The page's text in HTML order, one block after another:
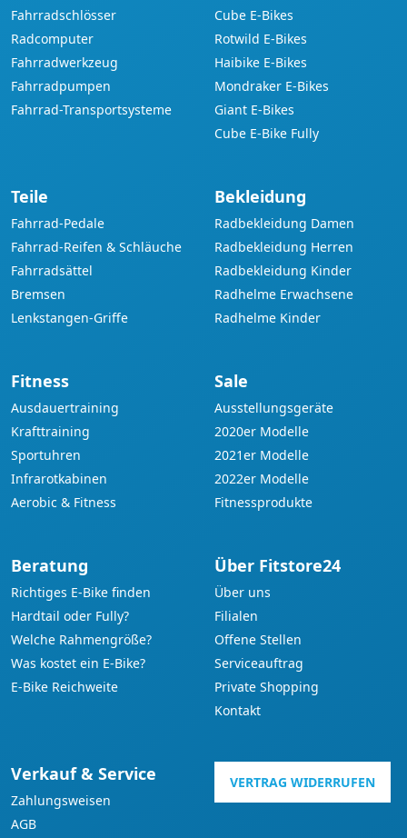
Fahrradschlösser
Radcomputer
Fahrradwerkzeug
Fahrradpumpen
Fahrrad-Transportsysteme
Cube E-Bikes
Rotwild E-Bikes
Haibike E-Bikes
Mondraker E-Bikes
Giant E-Bikes
Cube E-Bike Fully
Teile
Fahrrad-Pedale
Fahrrad-Reifen & Schläuche
Fahrradsättel
Bremsen
Lenkstangen-Griffe
Bekleidung
Radbekleidung Damen
Radbekleidung Herren
Radbekleidung Kinder
Radhelme Erwachsene
Radhelme Kinder
Fitness
Ausdauertraining
Krafttraining
Sportuhren
Infrarotkabinen
Aerobic & Fitness
Sale
Ausstellungsgeräte
2020er Modelle
2021er Modelle
2022er Modelle
Fitnessprodukte
Beratung
Richtiges E-Bike finden
Hardtail oder Fully?
Welche Rahmengröße?
Was kostet ein E-Bike?
E-Bike Reichweite
Über Fitstore24
Über uns
Filialen
Offene Stellen
Serviceauftrag
Private Shopping
Kontakt
Verkauf & Service
Zahlungsweisen
AGB
VERTRAG WIDERRUFEN